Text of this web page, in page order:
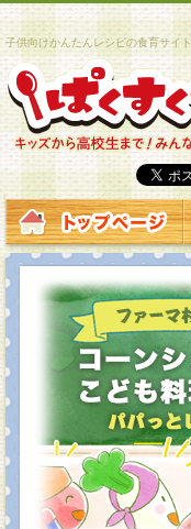
子供向けかんたんレシピの食育サイト